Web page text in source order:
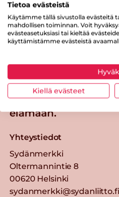
Tästä merkistä tunnistat
Sydänmerkki —
elämään.
Yhteystiedot
Sydänmerkki
Oltermannintie 8
00620 Helsinki
sydanmerkki@sydanliitto.fi
Tietoa evästeistä
Käytämme tällä sivustolla evästeitä
mahdollisen toiminnan. Voit
evästeasetuksiasi tai kieltää
käyttämistämme evästeistä
Kiellä evästeet